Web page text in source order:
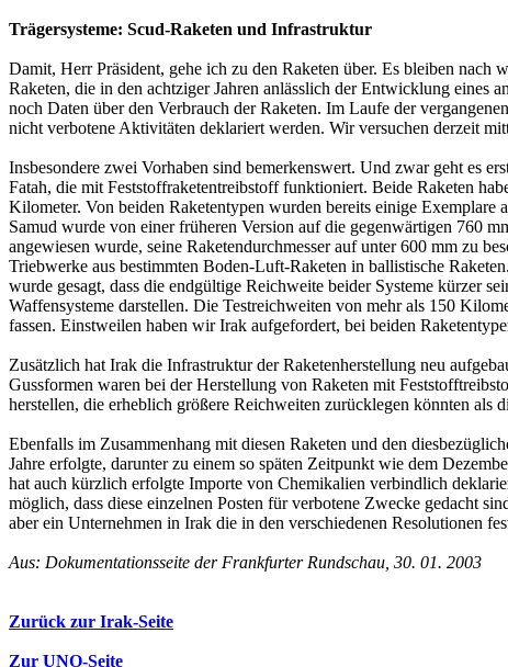
Trägersysteme: Scud-Raketen und Infrastruktur
Damit, Herr Präsident, gehe ich zu den Raketen über. Es bleiben
Raketen, die in den achtziger Jahren anlässlich der Entwicklung eines
noch Daten über den Verbrauch der Raketen. Im Laufe der
nicht verbotene Aktivitäten deklariert werden. Wir versuchen derzeit
Insbesondere zwei Vorhaben sind bemerkenswert. Und zwar geht es
Fatah, die mit Feststoffraketentreibstoff funktioniert. Beide Raketen
Kilometer. Von beiden Raketentypen wurden bereits einige
Samud wurde von einer früheren Version auf die gegenwärtigen 760
angewiesen wurde, seine Raketendurchmesser auf unter 600 mm zu
Triebwerke aus bestimmten Boden-Luft-Raketen in ballistische
wurde gesagt, dass die endgültige Reichweite beider Systeme kürzer
Waffensysteme darstellen. Die Testreichweiten von mehr als 150
fassen. Einstweilen haben wir Irak aufgefordert, bei beiden
Zusätzlich hat Irak die Infrastruktur der Raketenherstellung neu
Gussformen waren bei der Herstellung von Raketen mit
herstellen, die erheblich größere Reichweiten zurücklegen könnten als
Ebenfalls im Zusammenhang mit diesen Raketen und den
Jahre erfolgte, darunter zu einem so späten Zeitpunkt wie dem
hat auch kürzlich erfolgte Importe von Chemikalien verbindlich
möglich, dass diese einzelnen Posten für verbotene Zwecke gedacht
aber ein Unternehmen in Irak die in den verschiedenen Resolutionen
Aus: Dokumentationsseite der Frankfurter Rundschau, 30. 01. 2003
Zurück zur Irak-Seite
Zur UNO-Seite